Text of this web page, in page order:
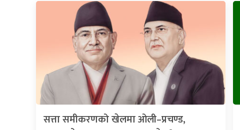
सत्ता समीकरणको खेलमा ओली–प्रचण्ड,